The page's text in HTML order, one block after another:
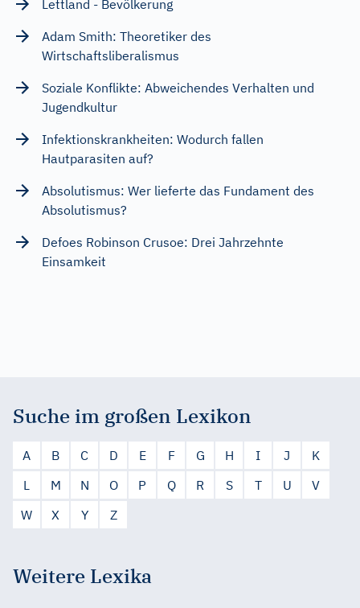
Lettland - Bevölkerung
Adam Smith: Theoretiker des
Wirtschaftsliberalismus
Soziale Konflikte: Abweichendes Verhalten und
Jugendkultur
Infektionskrankheiten: Wodurch fallen
Hautparasiten auf?
Absolutismus: Wer lieferte das Fundament des
Absolutismus?
Defoes Robinson Crusoe: Drei Jahrzehnte
Einsamkeit
Suche im großen Lexikon
A B C D E F G H I J
K
L
M N O P Q R S T U
V
W
X Y Z
Weitere Lexika